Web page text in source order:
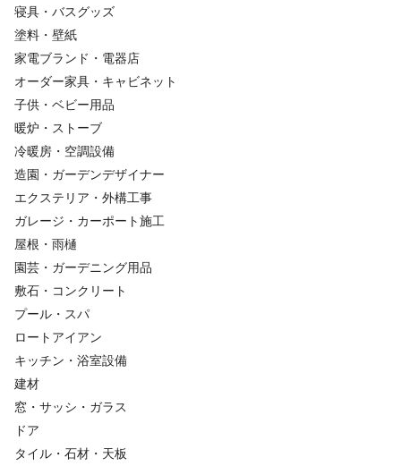
寝具・バスグッズ
塗料・壁紙
家電ブランド・電器店
オーダー家具・キャビネット
子供・ベビー用品
暖炉・ストーブ
冷暖房・空調設備
造園・ガーデンデザイナー
エクステリア・外構工事
ガレージ・カーポート施工
屋根・雨樋
園芸・ガーデニング用品
敷石・コンクリート
プール・スパ
ロートアイアン
キッチン・浴室設備
建材
窓・サッシ・ガラス
ドア
タイル・石材・天板